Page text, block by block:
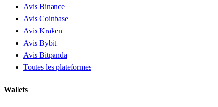
Avis Binance
Avis Coinbase
Avis Kraken
Avis Bybit
Avis Bitpanda
Toutes les plateformes
Wallets